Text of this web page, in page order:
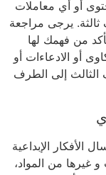
أو أي معاملات
يرجى مراجعة
من فهمك لها
أو الادعاءات أو
الثالث إلى الطرف
الأفكار الإبداعية
غيرها من المواد،